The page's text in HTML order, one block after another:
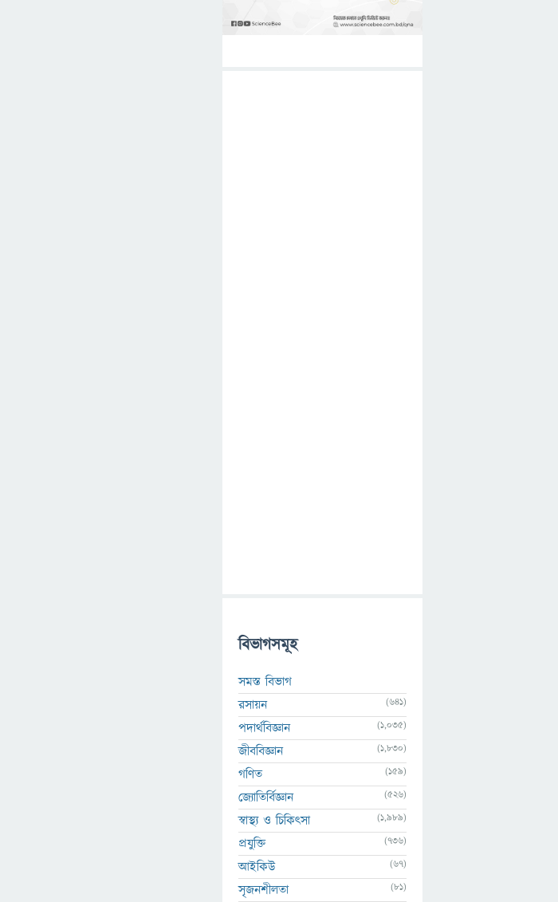
বিভাগসমূহ
সমস্ত বিভাগ
রসায়ন
(641)
পদার্থবিজ্ঞান (1,035)
জীববিজ্ঞান (1,830)
গণিত (159)
জ্যোতির্বিজ্ঞান (526)
স্বাস্থ্য ও চিকিৎসা (1,989)
প্রযুক্তি (736)
আইকিউ (67)
সৃজনশীলতা (81)